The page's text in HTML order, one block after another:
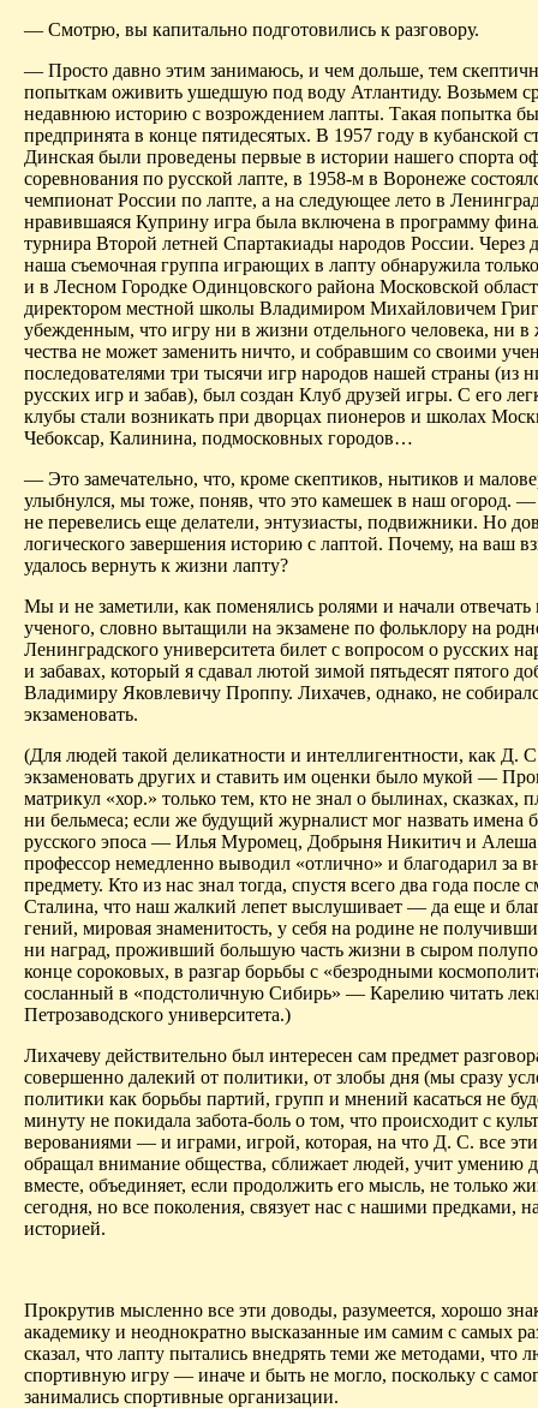
— Смотрю, вы капитально подготовились к разговору.
— Просто давно этим занимаюсь, и чем дольше, тем
попыткам оживить ушедшую под воду Атлантиду. Возьмем
недавнюю историю с возрождением лапты. Такая попытка
предпринята в конце пятидесятых. В 1957 году в кубанской
Динская были проведены первые в истории нашего спорта
соревнования по русской лапте, в 1958-м в Воронеже
чемпионат России по лапте, а на следую­щее лето в
нравившаяся Куприну игра была включена в программу
турнира Второй летней Спартакиады народов России. Через
наша съемочная группа играющих в лапту обнаружила
и в Лесном Городке Одинцовского района Московской
директором местной школы Владимиром Михайловичем
убежден­ным, что игру ни в жизни отдельного человека, ни
чества не может заменить ничто, и собравшим со своими
последователями три тысячи игр народов нашей страны (из
русских игр и забав), был создан Клуб друзей игры. С его
клубы стали возникать при дворцах пионеров и школах
Чебоксар, Калинина, подмосковных городов…
— Это замечательно, что, кроме скептиков, нытиков и
улыбнулся, мы тоже, поняв, что это камешек в наш огород.
не перевелись еще делатели, энтузиасты, подвижники. Но
логического завершения историю с лаптой. Почему, на ваш
удалось вернуть к жизни лапту?
Мы и не заметили, как поменялись ролями и начали отвечать
ученого, словно вытащили на экзамене по фольклору на
Ленин­градского университета билет с вопросом о русских
и забавах, который я сдавал лютой зимой пятьдесят пятого
Владимиру Яковлевичу Проппу. Лихачев, однако, не
экзаменовать.
(Для людей такой деликатности и интеллигентности, как Д.
экзаменовать других и ставить им оценки было мукой —
матрикул «хор.» только тем, кто не знал о былинах, сказках,
ни бельмеса; если же будущий журналист мог назвать имена
русского эпоса — Илья Муромец, Добрыня Никитич и
профессор немедленно выводил «отлично» и благодарил за
предмету. Кто из нас знал тогда, спустя всего два года после
Сталина, что наш жалкий лепет выслушивает — да еще и
гений, мировая знаменитость, у себя на родине не
ни наград, проживший большую часть жизни в сыром
конце сороковых, в разгар борьбы с «безродными
сосланный в «подстоличную Сибирь» — Карелию читать
Петрозаводского университета.)
Лихачеву действительно был интересен сам предмет
совершенно далекий от политики, от злобы дня (мы сразу
политики как борьбы партий, групп и мнений касаться не
минуту не покидала забота-боль о том, что происходит с
верованиями — и играми, игрой, которая, на что Д. С. все
обращал внимание общества, сближает людей, учит умению
вместе, объединяет, если продолжить его мысль, не только
сегодня, но все поколения, связует нас с нашими предками,
историей.
Прокрутив мысленно все эти доводы, разумеется, хорошо
академику и неоднократно высказанные им самим с самых
сказал, что лапту пытались внедрять теми же методами, что
спортивную игру — иначе и быть не могло, поскольку с
занимались спортивные организации.